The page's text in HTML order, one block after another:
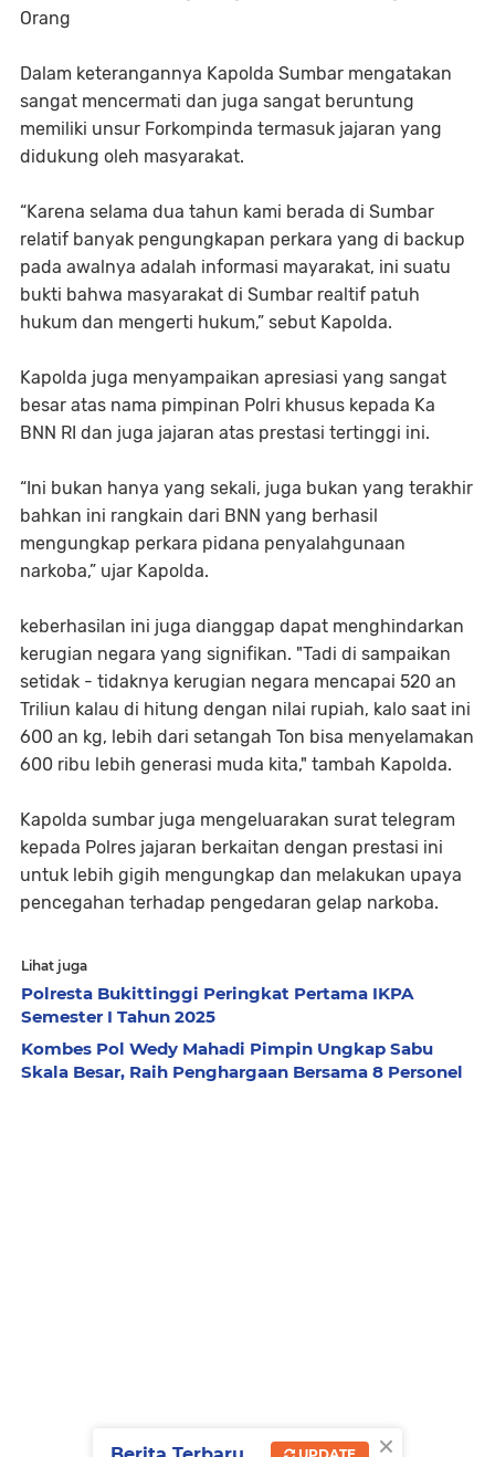
Orang
Dalam keterangannya Kapolda Sumbar mengatakan
sangat mencermati dan juga sangat beruntung
memiliki unsur Forkompinda termasuk jajaran yang
didukung oleh masyarakat.
“Karena selama dua tahun kami berada di Sumbar
relatif banyak pengungkapan perkara yang di backup
pada awalnya adalah informasi mayarakat, ini suatu
bukti bahwa masyarakat di Sumbar realtif patuh
hukum dan mengerti hukum,” sebut Kapolda.
Kapolda juga menyampaikan apresiasi yang sangat
besar atas nama pimpinan Polri khusus kepada Ka
BNN RI dan juga jajaran atas prestasi tertinggi ini.
“Ini bukan hanya yang sekali, juga bukan yang terakhir
bahkan ini rangkain dari BNN yang berhasil
mengungkap perkara pidana penyalahgunaan
narkoba,” ujar Kapolda.
keberhasilan ini juga dianggap dapat menghindarkan
kerugian negara yang signifikan. "Tadi di sampaikan
setidak - tidaknya kerugian negara mencapai 520 an
Triliun kalau di hitung dengan nilai rupiah, kalo saat ini
600 an kg, lebih dari setangah Ton bisa menyelamakan
600 ribu lebih generasi muda kita," tambah Kapolda.
Kapolda sumbar juga mengeluarakan surat telegram
kepada Polres jajaran berkaitan dengan prestasi ini
untuk lebih gigih mengungkap dan melakukan upaya
pencegahan terhadap pengedaran gelap narkoba.
Lihat juga
Polresta Bukittinggi Peringkat Pertama IKPA
Semester I Tahun 2025
Kombes Pol Wedy Mahadi Pimpin Ungkap Sabu
Skala Besar, Raih Penghargaan Bersama 8 Personel
×